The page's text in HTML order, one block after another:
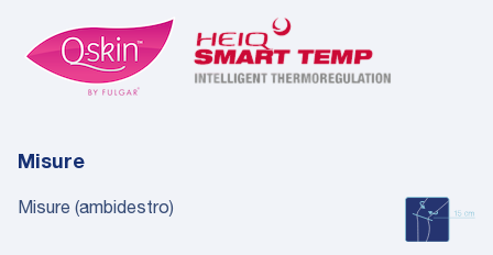
Misure
Misure (ambidestro)